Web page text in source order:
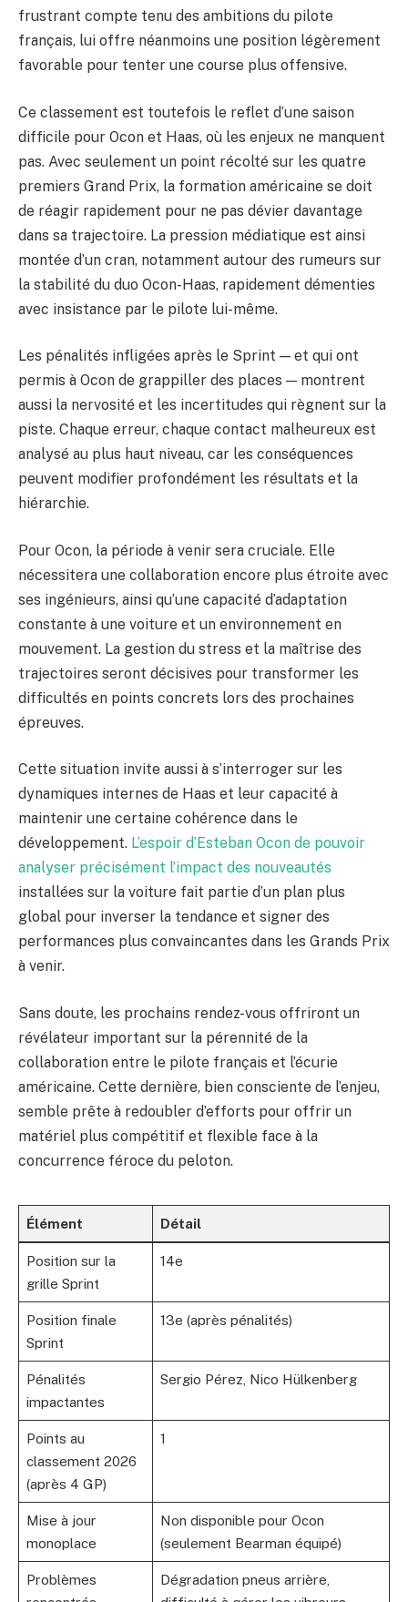
frustrant compte tenu des ambitions du pilote
français, lui offre néanmoins une position légèrement
favorable pour tenter une course plus offensive.
Ce classement est toutefois le reflet d’une saison
difficile pour Ocon et Haas, où les enjeux ne manquent
pas. Avec seulement un point récolté sur les quatre
premiers Grand Prix, la formation américaine se doit
de réagir rapidement pour ne pas dévier davantage
dans sa trajectoire. La pression médiatique est ainsi
montée d’un cran, notamment autour des rumeurs sur
la stabilité du duo Ocon-Haas, rapidement démenties
avec insistance par le pilote lui-même.
Les pénalités infligées après le Sprint — et qui ont
permis à Ocon de grappiller des places — montrent
aussi la nervosité et les incertitudes qui règnent sur la
piste. Chaque erreur, chaque contact malheureux est
analysé au plus haut niveau, car les conséquences
peuvent modifier profondément les résultats et la
hiérarchie.
Pour Ocon, la période à venir sera cruciale. Elle
nécessitera une collaboration encore plus étroite avec
ses ingénieurs, ainsi qu’une capacité d’adaptation
constante à une voiture et un environnement en
mouvement. La gestion du stress et la maîtrise des
trajectoires seront décisives pour transformer les
difficultés en points concrets lors des prochaines
épreuves.
Cette situation invite aussi à s’interroger sur les
dynamiques internes de Haas et leur capacité à
maintenir une certaine cohérence dans le
développement. L’espoir d’Esteban Ocon de pouvoir
analyser précisément l’impact des nouveautés
installées sur la voiture fait partie d’un plan plus
global pour inverser la tendance et signer des
performances plus convaincantes dans les Grands Prix
à venir.
Sans doute, les prochains rendez-vous offriront un
révélateur important sur la pérennité de la
collaboration entre le pilote français et l’écurie
américaine. Cette dernière, bien consciente de l’enjeu,
semble prête à redoubler d’efforts pour offrir un
matériel plus compétitif et flexible face à la
concurrence féroce du peloton.
Élément Détail
Position sur la
grille Sprint
14e
Position finale
Sprint
13e (après pénalités)
Pénalités
impactantes
Sergio Pérez, Nico Hülkenberg
Points au
classement 2026
(après 4 GP)
1
Mise à jour
monoplace
Non disponible pour Ocon
(seulement Bearman équipé)
Problèmes
Dégradation pneus arrière,